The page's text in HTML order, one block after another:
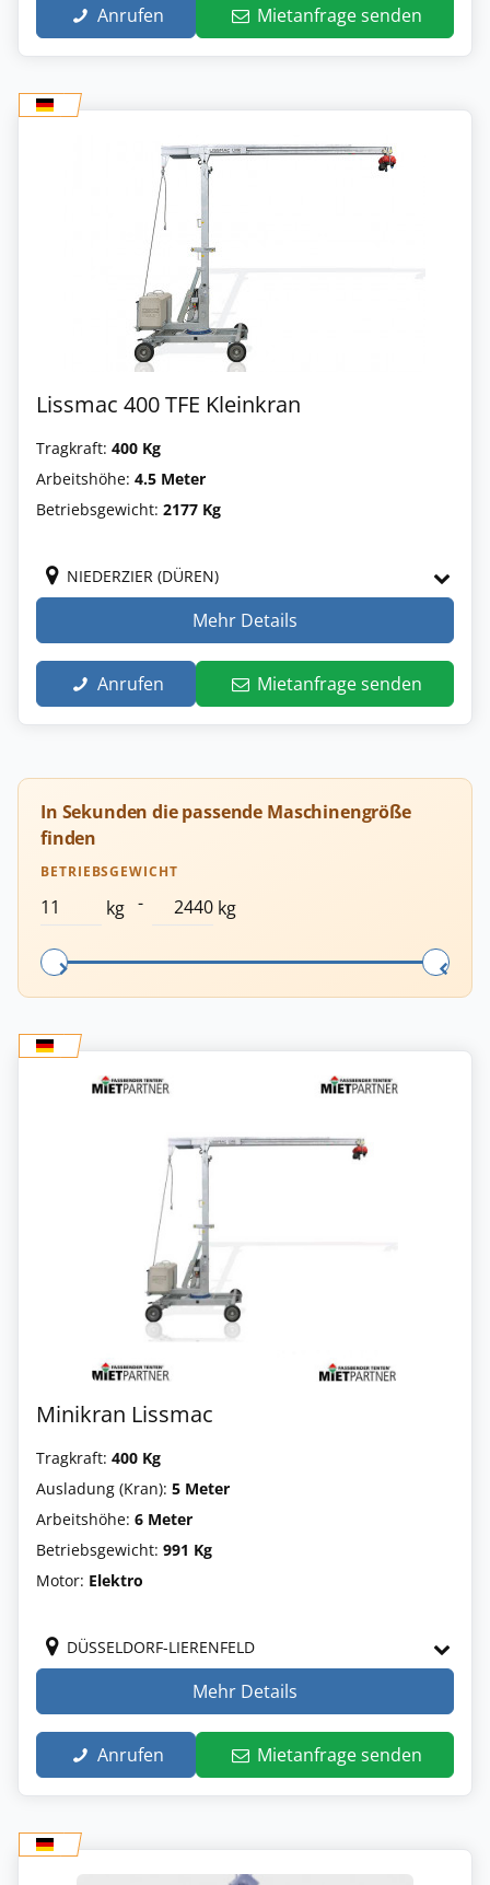
Anrufen Mietanfrage senden
Lissmac 400 TFE Kleinkran
Tragkraft: 400 Kg
Arbeitshöhe: 4.5 Meter
Betriebsgewicht: 2177 Kg
NIEDERZIER (DÜREN)
Mehr Details
Anrufen Mietanfrage senden
In Sekunden die passende Maschinengröße
finden
BETRIEBSGEWICHT
kg - kg
Minikran Lissmac
Tragkraft: 400 Kg
Ausladung (Kran): 5 Meter
Arbeitshöhe: 6 Meter
Betriebsgewicht: 991 Kg
Motor: Elektro
DÜSSELDORF-LIERENFELD
Mehr Details
Anrufen Mietanfrage senden